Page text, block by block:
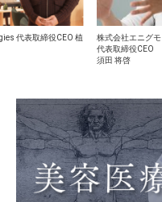
代表取締役CEO 植
株式会社エニグモ
代表取締役CEO
須田 将啓